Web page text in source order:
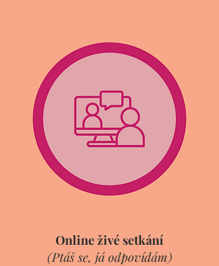
Online živé setkání
(Ptáš se, já odpovídám)